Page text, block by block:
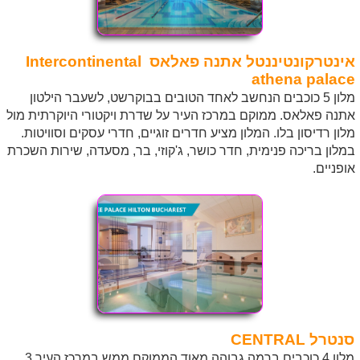
אינטרקונטיננטל
אתנה פאלאס Intercontinental
athena palace
מלון 5 כוכבים הנחשב לאחד הטובים בבוקרשט, לשעבר הילטון
אתנה פאלאס. ממוקם במרכז העיר על שדרת ויקטורי היוקרתית מול
מלון רדיסון בלו. המלון מציע חדרים זוגיים, חדרי עסקים וסוויטות.
במלון בריכה פנימית, חדר כושר, ג'קוזי, בר, מסעדה, שירות השכרת
אופניים.
סנטרל CENTRAL